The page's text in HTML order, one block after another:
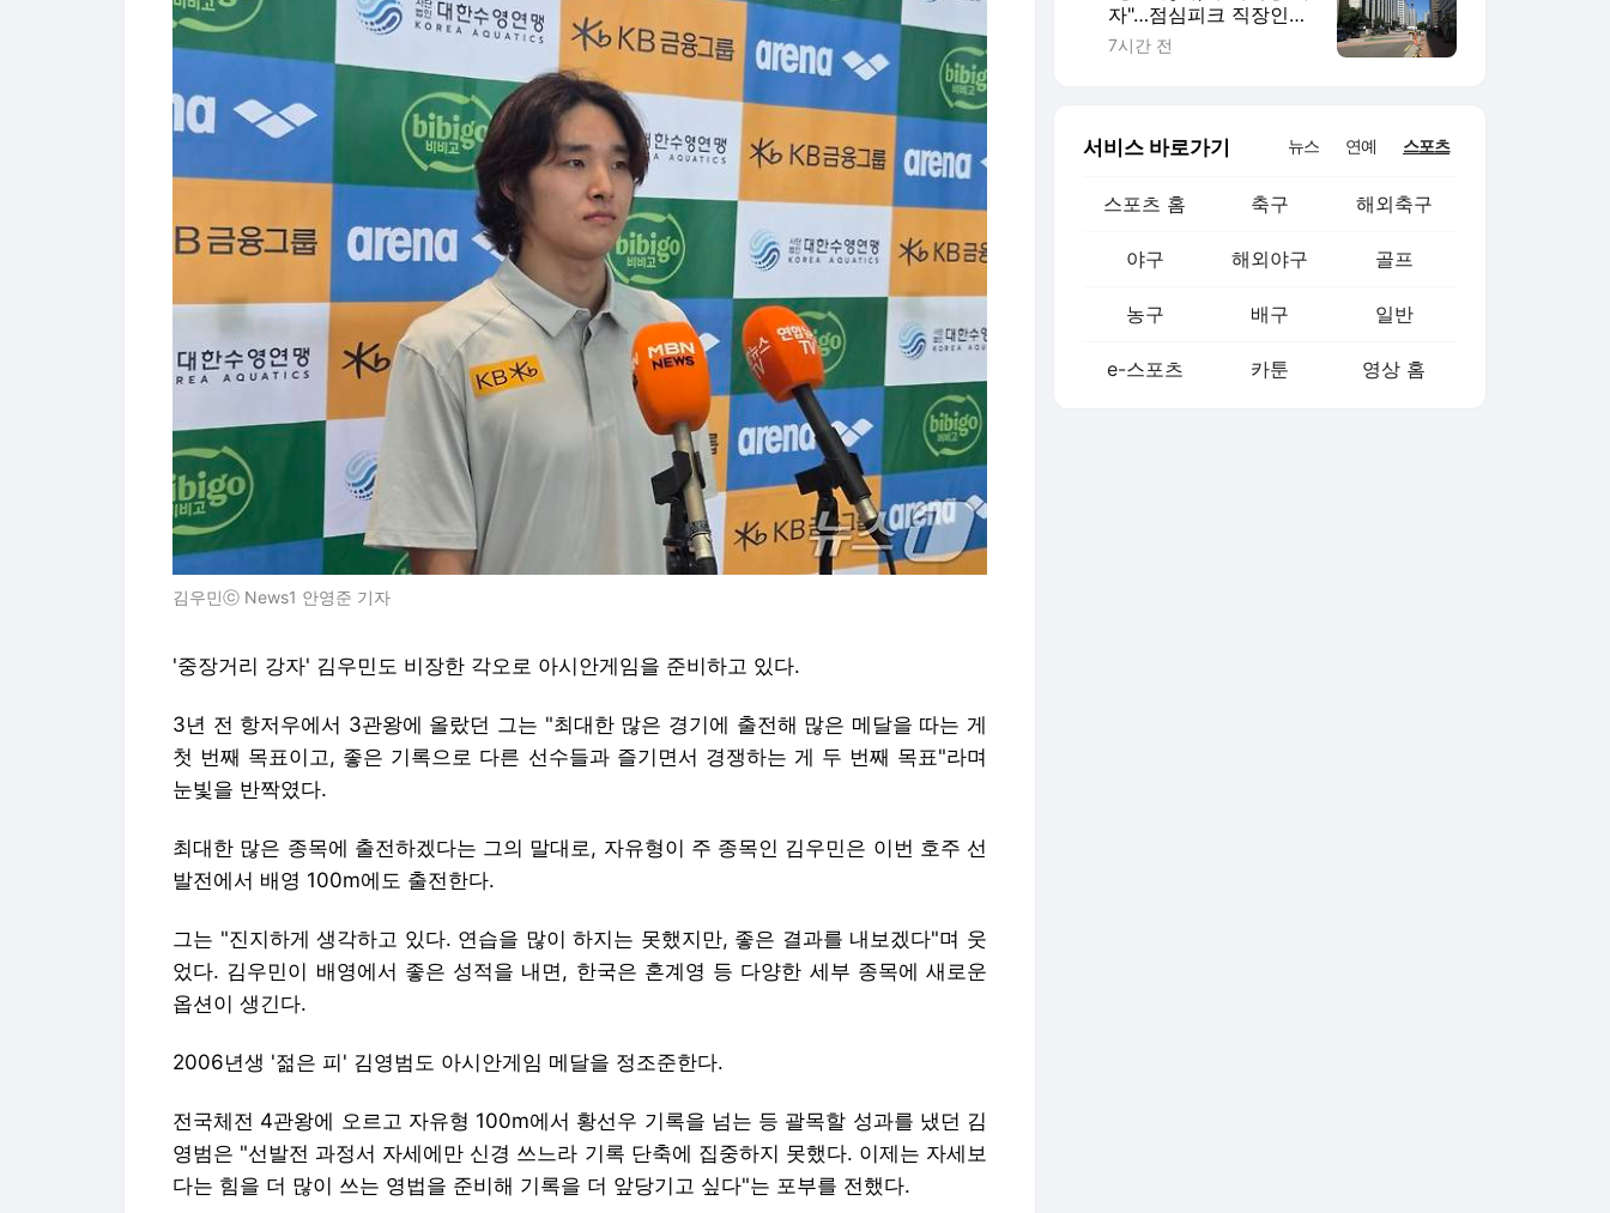
김우민ⓒ News1 안영준 기자
'중장거리 강자' 김우민도 비장한 각오로 아시안게임을 준비하고 있다.
3년 전 항저우에서 3관왕에 올랐던 그는 "최대한 많은 경기에 출전해 많은 메달을 따는 게
첫 번째 목표이고, 좋은 기록으로 다른 선수들과 즐기면서 경쟁하는 게 두 번째 목표"라며
눈빛을 반짝였다.
최대한 많은 종목에 출전하겠다는 그의 말대로, 자유형이 주 종목인 김우민은 이번 호주 선
발전에서 배영 100m에도 출전한다.
그는 "진지하게 생각하고 있다. 연습을 많이 하지는 못했지만, 좋은 결과를 내보겠다"며 웃
었다. 김우민이 배영에서 좋은 성적을 내면, 한국은 혼계영 등 다양한 세부 종목에 새로운
옵션이 생긴다.
2006년생 '젊은 피' 김영범도 아시안게임 메달을 정조준한다.
전국체전 4관왕에 오르고 자유형 100m에서 황선우 기록을 넘는 등 괄목할 성과를 냈던 김
영범은 "선발전 과정서 자세에만 신경 쓰느라 기록 단축에 집중하지 못했다. 이제는 자세보
다는 힘을 더 많이 쓰는 영법을 준비해 기록을 더 앞당기고 싶다"는 포부를 전했다.
자"…점심피크 직장인
사라진 식당가 [르포]
7시간 전
서비스 바로가기 뉴스 연예 스포츠
스포츠 홈 축구 해외축구
야구 해외야구 골프
농구 배구 일반
e-스포츠 카툰 영상 홈